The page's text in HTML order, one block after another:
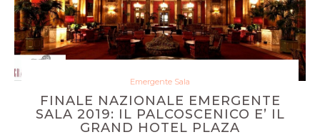
Emergente Sala
FINALE NAZIONALE EMERGENTE
SALA 2019: IL PALCOSCENICO E’ IL
GRAND HOTEL PLAZA